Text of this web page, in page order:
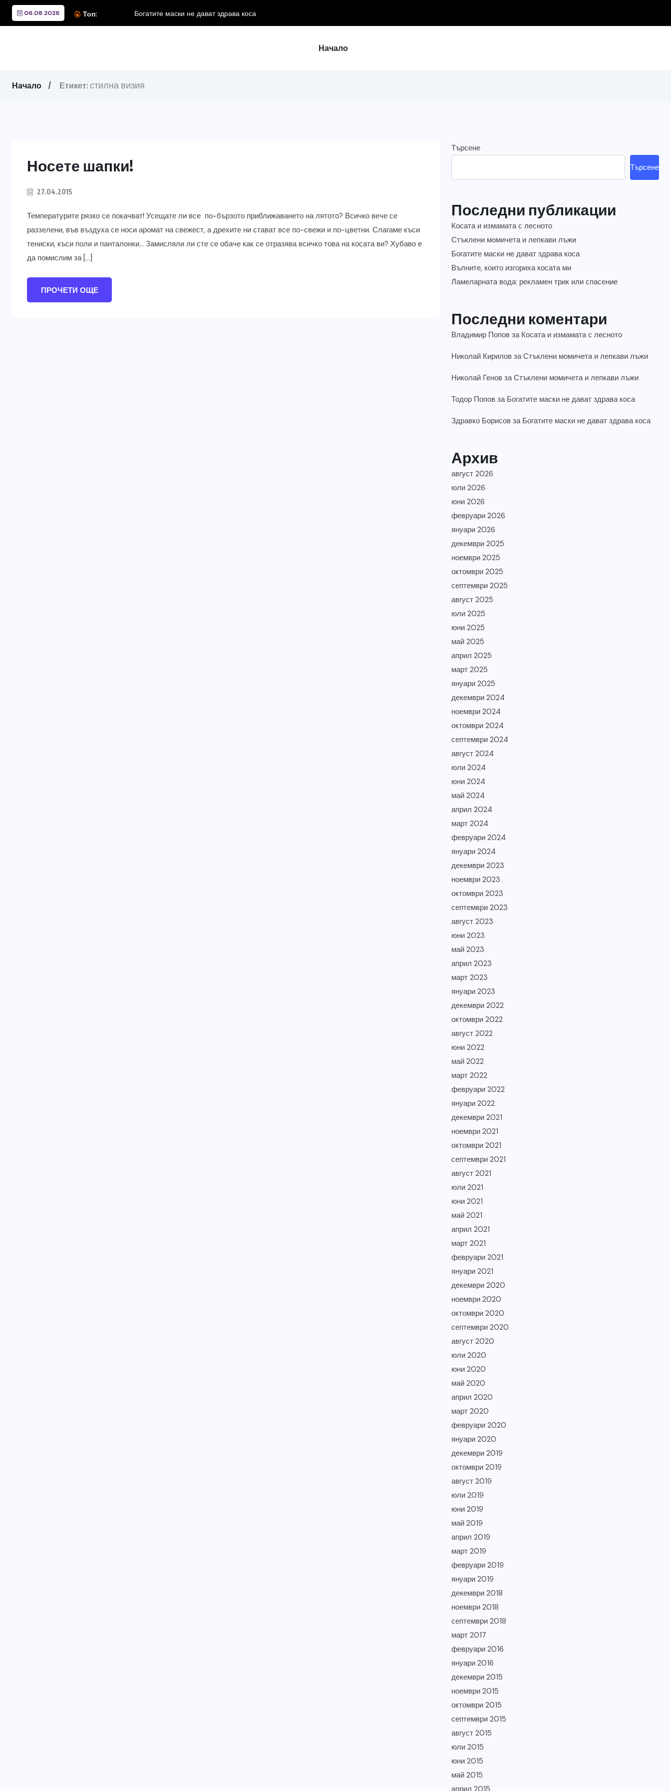
06.08.2026 Топ: Богатите маски не дават здрава коса
Начало
Начало Етикет: стилна визия
Носете шапки!
27.04.2015
Температурите рязко се покачват! Усещате ли все по-бързото приближаването на лятото? Всичко вече се
раззелени, във въздуха се носи аромат на свежест, а дрехите ни стават все по-свежи и по-цветни. Слагаме къси
тениски, къси поли и панталонки… Замисляли ли сте се обаче как се отразява всичко това на косата ви? Хубаво е
да помислим за […]
ПРОЧЕТИ ОЩЕ
Търсене
Търсене
Последни публикации
Косата и измамата с лесното
Стъклени момичета и лепкави лъжи
Богатите маски не дават здрава коса
Вълните, които изгориха косата ми
Ламеларната вода: рекламен трик или спасение
Последни коментари
Владимир Попов за Косата и измамата с лесното
Николай Кирилов заСтъклени момичета и лепкави лъжи
Николай Генов заСтъклени момичета и лепкави лъжи
Тодор Попов за Богатите маски не дават здрава коса
Здравко Борисов за Богатите маски не дават здрава коса
Архив
август 2026
юли 2026
юни 2026
февруари 2026
януари 2026
декември 2025
ноември 2025
октомври 2025
септември 2025
август 2025
юли 2025
юни 2025
май 2025
април 2025
март 2025
януари 2025
декември 2024
ноември 2024
октомври 2024
септември 2024
август 2024
юли 2024
юни 2024
май 2024
април 2024
март 2024
февруари 2024
януари 2024
декември 2023
ноември 2023
октомври 2023
септември 2023
август 2023
юни 2023
май 2023
април 2023
март 2023
януари 2023
декември 2022
октомври 2022
август 2022
юни 2022
май 2022
март 2022
февруари 2022
януари 2022
декември 2021
ноември 2021
октомври 2021
септември 2021
август 2021
юли 2021
юни 2021
май 2021
април 2021
март 2021
февруари 2021
януари 2021
декември 2020
ноември 2020
октомври 2020
септември 2020
август 2020
юли 2020
юни 2020
май 2020
април 2020
март 2020
февруари 2020
януари 2020
декември 2019
октомври 2019
август 2019
юли 2019
юни 2019
май 2019
април 2019
март 2019
февруари 2019
януари 2019
декември 2018
ноември 2018
септември 2018
март 2017
февруари 2016
януари 2016
декември 2015
ноември 2015
октомври 2015
септември 2015
август 2015
юли 2015
юни 2015
май 2015
април 2015